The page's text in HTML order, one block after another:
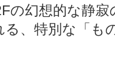
の幻想的な静寂
る、特別な「も